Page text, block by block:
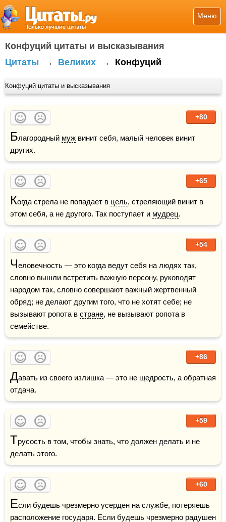
Меню
Конфуций цитаты и высказывания
Цитаты → Великих → Конфуций
Конфуций цитаты и высказывания
+80
Благородный муж винит себя, малый человек винит
других.
+65
Когда стрела не попадает в цель, стреляющий винит в
этом себя, а не другого. Так поступает и мудрец.
+54
Человечность — это когда ведут себя на людях так,
словно вышли встретить важную персону, руководят
народом так, словно совершают важный жертвенный
обряд; не делают другим того, что не хотят себе; не
вызывают ропота в стране, не вызывают ропота в
семействе.
+86
Давать из своего излишка — это не щедрость, а обратная
отдача.
+59
Трусость в том, чтобы знать, что должен делать и не
делать этого.
+60
Если будешь чрезмерно усерден на службе, потеряешь
расположение государя. Если будешь чрезмерно радушен